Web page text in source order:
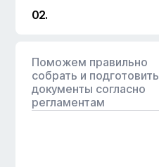
Поможем правильно
собрать и подготовить
документы согласно
регламентам
02.